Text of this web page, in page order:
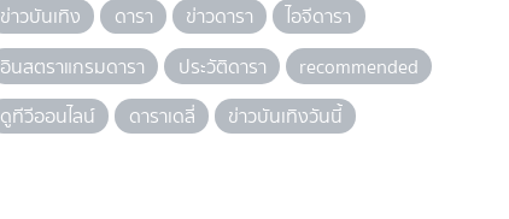
ข่าวบันเทิง ดารา ข่าวดารา
ไอจีดารา
อินสตราแกรมดารา
ประวัติดารา
recommended
ดูทีวีออนไลน์
ดาราเดลี่ ข่าวบันเทิงวันนี้